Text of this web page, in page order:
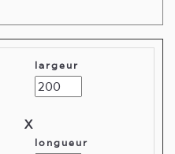
largeur
X
longueur